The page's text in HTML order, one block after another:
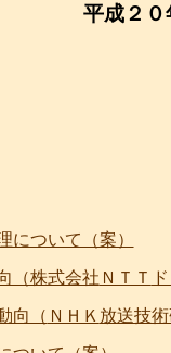
平成２０
について（案）
（株式会社 ＮＴＴ
向（ ＮＨＫ 放送技